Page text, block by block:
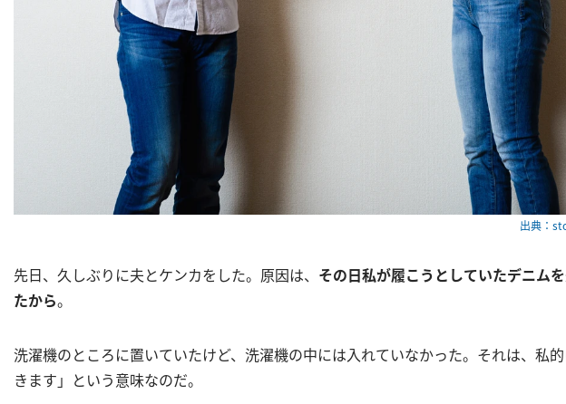
出典：
先日、久しぶりに夫とケンカをした。原因は、 その日私が履こうとしていたデニム
たから。
洗濯機のところに置いていたけど、洗濯機の中には入れていなかった。それは、私
きます」という意味なのだ。